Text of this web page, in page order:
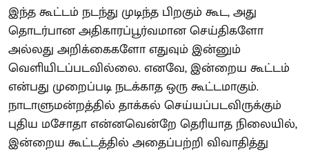
இந்த கூட்டம் நடந்து முடிந்த பிறகும் கூட, அது
தொடர்பான அதிகாரப்பூர்வமான செய்திகளோ
அல்லது அறிக்கைகளோ எதுவும் இன்னும்
வெளியிடப்படவில்லை. எனவே, இன்றைய கூட்டம்
என்பது முறைப்படி நடக்காத ஒரு கூட்டமாகும்.
நாடாளுமன்றத்தில் தாக்கல் செய்யப்படவிருக்கும்
புதிய மசோதா என்னவென்றே தெரியாத நிலையில்,
இன்றைய கூட்டத்தில் அதைப்பற்றி விவாதித்து